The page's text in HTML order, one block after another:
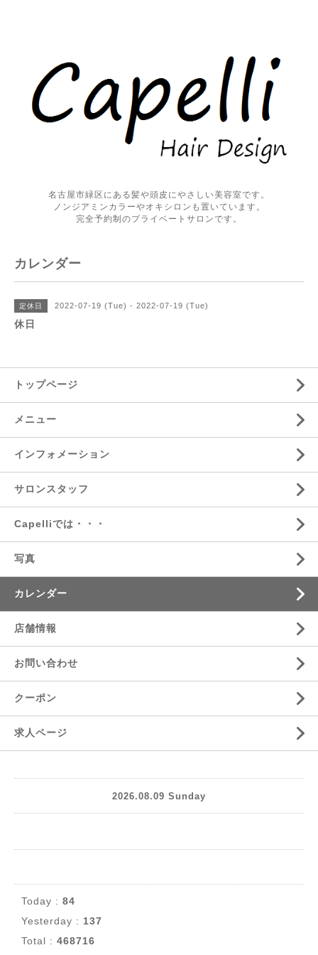
名古屋市緑区にある髪や頭皮にやさしい美容室です。
ノンジアミンカラーやオキシロンも置いています。
完全予約制のプライベートサロンです。
カレンダー
定休日 2022-07-19 (Tue) - 2022-07-19 (Tue)
休日
トップページ
メニュー
インフォメーション
サロンスタッフ
Capelliでは・・・
写真
カレンダー
店舗情報
お問い合わせ
クーポン
求人ページ
2026.08.09 Sunday
Today : 84
Yesterday : 137
Total : 468716